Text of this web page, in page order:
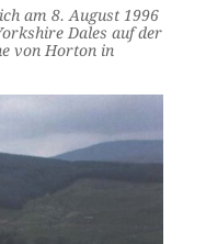
am 8. August 1996
Dales auf der
von Horton in